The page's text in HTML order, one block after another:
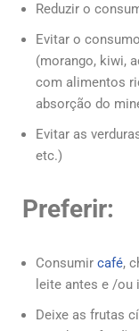
Reduzir o
Evitar o
(morango, kiwi,
com alimentos
absorção do
Evitar as
etc.)
Preferir:
Consumir café,
leite antes e /ou
Deixe as frutas